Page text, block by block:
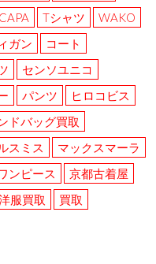
Tシャツ
WAKO
ガン
コート
センソユニコ
パンツ
ヒロコビス
ドバッグ買取
スミス
マックスマーラ
ンピース
京都古着屋
服買取
買取